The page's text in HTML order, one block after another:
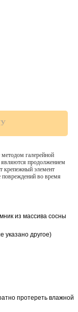
галерейной
являются продолжением
крепежный элемент
повреждений во время
из массива сосны
указано другое)
протереть влажной